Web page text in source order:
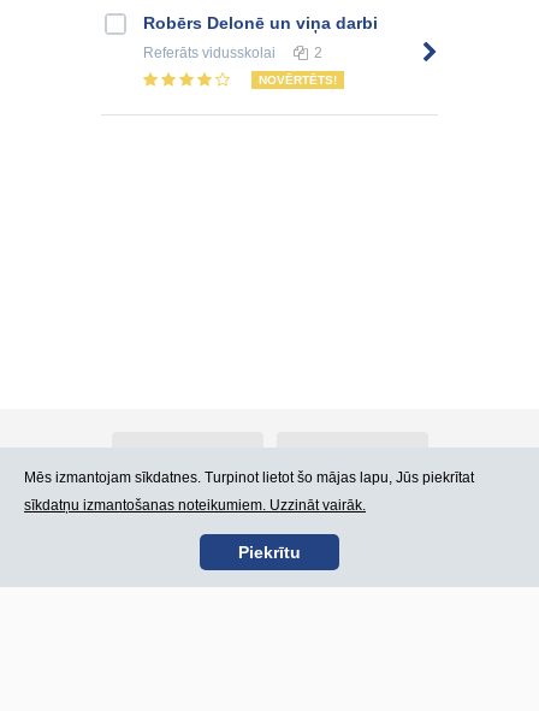
Robērs Delonē un viņa darbi
Referāts vidusskolai 2
NOVĒRTĒTS!
Kontakti Lietošanas noteikumi
Mēs izmantojam sīkdatnes. Turpinot lietot šo mājas lapu, Jūs piekrītat
sīkdatņu izmantošanas noteikumiem. Uzzināt vairāk.
Piekrītu